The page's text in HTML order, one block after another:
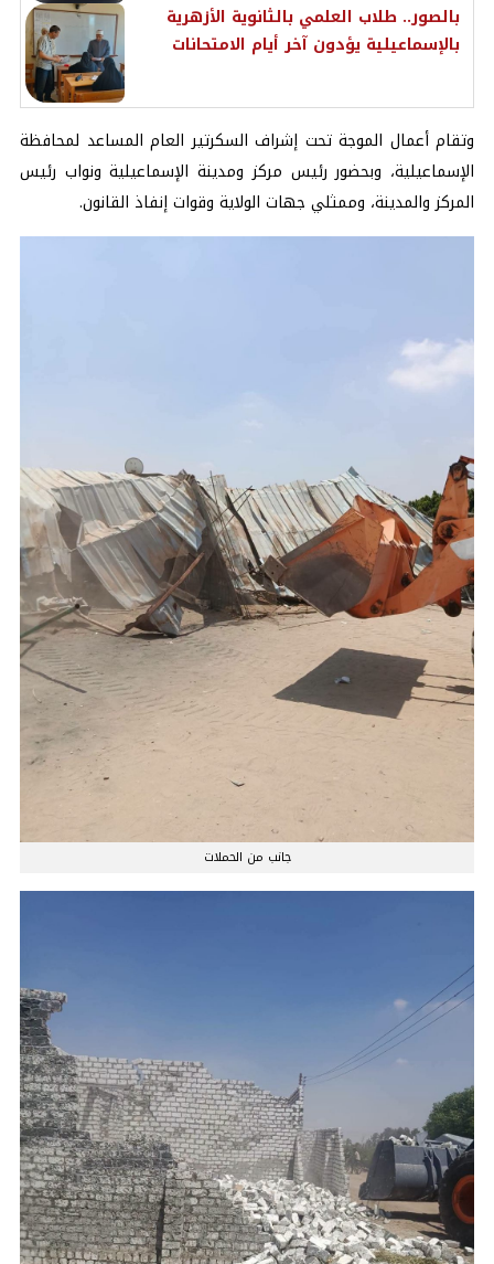
بالصور.. طلاب العلمي بالثانوية الأزهرية
بالإسماعيلية يؤدون آخر أيام الامتحانات
وتقام أعمال الموجة تحت إشراف السكرتير العام المساعد لمحافظة
الإسماعيلية، وبحضور رئيس مركز ومدينة الإسماعيلية ونواب رئيس
المركز والمدينة، وممثلي جهات الولاية وقوات إنفاذ القانون.
جانب من الحملات